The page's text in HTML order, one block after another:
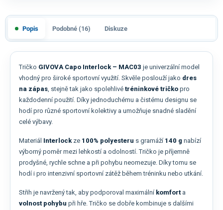
Popis Podobné (16) Diskuze
Tričko GIVOVA Capo Interlock – MAC03 je univerzální model
vhodný pro široké sportovní využití. Skvěle poslouží jako dres
na zápas, stejně tak jako spolehlivé tréninkové tričko pro
každodenní použití. Díky jednoduchému a čistému designu se
hodí pro různé sportovní kolektivy a umožňuje snadné sladění
celé výbavy.
Materiál Interlockze 100% polyesteru s gramáží 140 g nabízí
výborný poměr mezi lehkostí a odolností. Tričko je příjemně
prodyšné, rychle schne a při pohybu neomezuje. Díky tomu se
hodí i pro intenzivní sportovní zátěž během tréninku nebo utkání.
Střih je navržený tak, aby podporoval maximální komforta
volnost pohybu při hře. Tričko se dobře kombinuje s dalšími